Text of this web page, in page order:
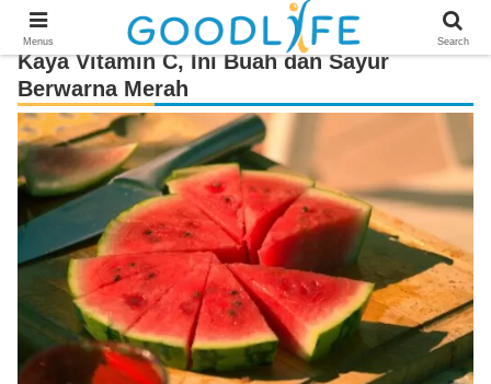
Kaya Vitamin C, Ini Buah dan Sayur
Berwarna Merah
Menus Search